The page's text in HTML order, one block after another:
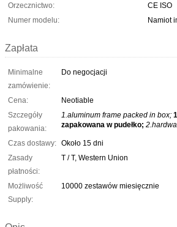
Orzecznictwo:
CE ISO
Numer modelu:
Namiot
Zapłata
Minimalne
zamówienie:
Do negocjacji
Cena:
Neotiable
Szczegóły
pakowania:
1.aluminum frame packed in box;
zapakowana w pudełko;
Czas dostawy: Około 15 dni
Zasady
płatności:
T / T, Western Union
Możliwość
Supply:
10000 zestawów miesięcznie